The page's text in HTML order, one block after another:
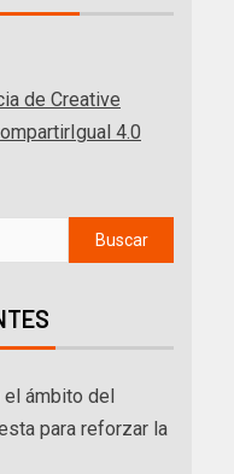
de Creative
4.0
el ámbito del
para reforzar la